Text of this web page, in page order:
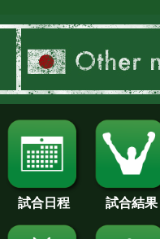
試合日程 試合結果